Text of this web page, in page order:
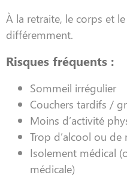
À la retraite, le corps et
différemment.
Risques fréquents :
Sommeil irrégulier
Couchers tardifs /
Moins d’activité
Trop d’alcool ou de
Isolement médical
médicale)